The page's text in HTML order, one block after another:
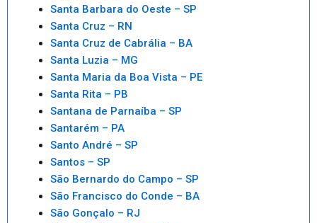
Santa Barbara do Oeste – SP
Santa Cruz – RN
Santa Cruz de Cabrália – BA
Santa Luzia – MG
Santa Maria da Boa Vista – PE
Santa Rita – PB
Santana de Parnaíba – SP
Santarém – PA
Santo André – SP
Santos – SP
São Bernardo do Campo – SP
São Francisco do Conde – BA
São Gonçalo – RJ